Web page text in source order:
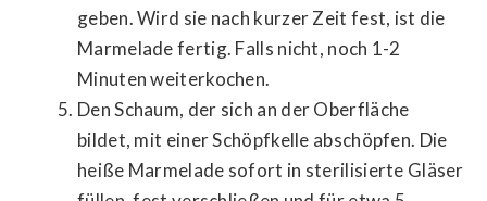
geben. Wird sie nach kurzer Zeit fest, ist die
Marmelade fertig. Falls nicht, noch 1-2
Minuten weiterkochen.
Den Schaum, der sich an der Oberfläche
bildet, mit einer Schöpfkelle abschöpfen. Die
heiße Marmelade sofort in sterilisierte Gläser